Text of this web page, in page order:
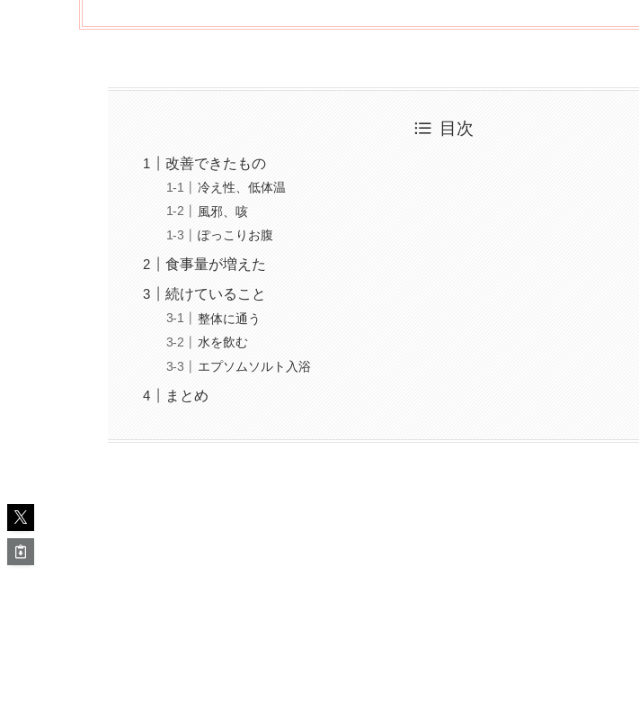
目次
改善できたもの
冷え性、低体温
風邪、咳
ぽっこりお腹
食事量が増えた
続けていること
整体に通う
水を飲む
エプソムソルト入浴
まとめ